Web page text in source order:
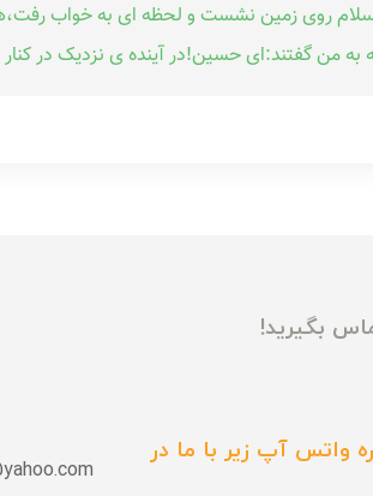
روی زمین نشست و لحظه ای به خواب
من گفتند:ای حسین!در آینده ی نزدیک در
بگیرید!
واتس آپ زیر با ما در